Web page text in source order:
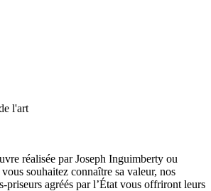
l'art
réalisée par Joseph Inguimberty ou
vous souhaitez connaître sa valeur, nos
priseurs agréés par l’État vous offriront leurs